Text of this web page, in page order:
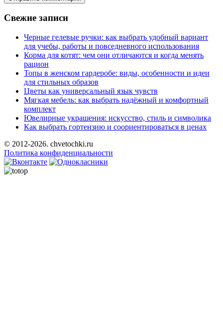
Свежие записи
Черные гелевые ручки: как выбрать удобный вариант
для учебы, работы и повседневного использования
Корма для котят: чем они отличаются и когда менять
рацион
Топы в женском гардеробе: виды, особенности и идеи
для стильных образов
Цветы как универсальный язык чувств
Мягкая мебель: как выбрать надёжный и комфортный
комплект
Ювелирные украшения: искусство, стиль и символика
Как выбрать гортензию и соориентироваться в ценах
© 2012-2026. chvetochki.ru
Политика конфиденциальности